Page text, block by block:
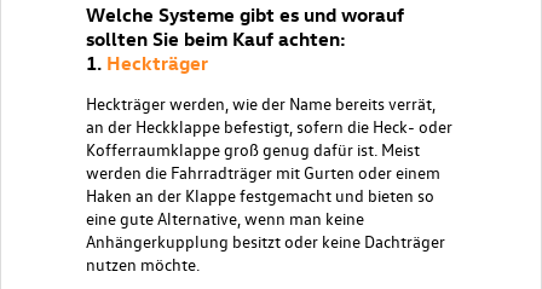
Welche Systeme gibt es und worauf
sollten Sie beim Kauf achten:
1. Heckträger
Heckträger werden, wie der Name bereits verrät,
an der Heckklappe befestigt, sofern die Heck- oder
Kofferraumklappe groß genug dafür ist. Meist
werden die Fahrradträger mit Gurten oder einem
Haken an der Klappe festgemacht und bieten so
eine gute Alternative, wenn man keine
Anhängerkupplung besitzt oder keine Dachträger
nutzen möchte.